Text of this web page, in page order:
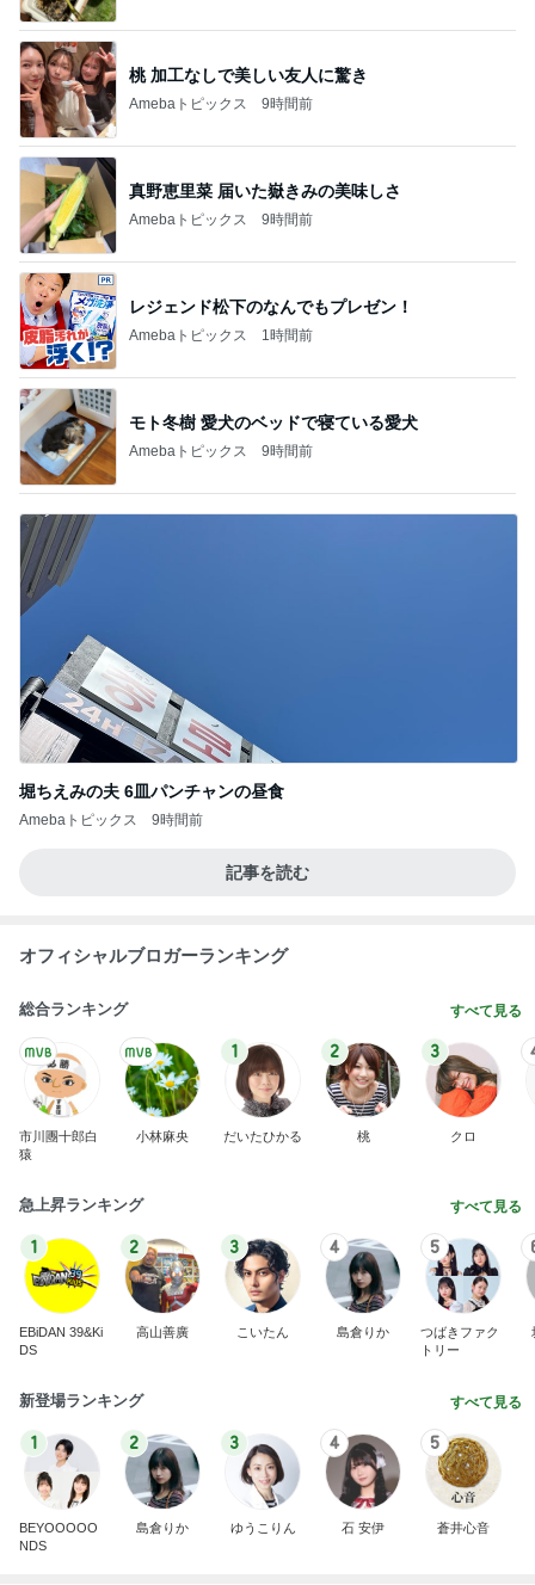
桃 加工なしで美しい友人に驚き
Amebaトピックス 9時間前
真野恵里菜 届いた嶽きみの美味しさ
Amebaトピックス 9時間前
レジェンド松下のなんでもプレゼン！
Amebaトピックス 1時間前
モト冬樹 愛犬のベッドで寝ている愛犬
Amebaトピックス 9時間前
堀ちえみの夫 6皿パンチャンの昼食
Amebaトピックス 9時間前
記事を読む
オフィシャルブロガーランキング
総合ランキング すべて見る
市川團十郎白
猿
小林麻央
1
だいたひかる
2
桃
3
クロ
急上昇ランキング すべて見る
1
EBiDAN 39&Ki
DS
2
高山善廣
3
こいたん
4
島倉りか
5
つばきファク
トリー
新登場ランキング すべて見る
1
BEYOOOOO
NDS
2
島倉りか
3
ゆうこりん
4
石 安伊
5
蒼井心音